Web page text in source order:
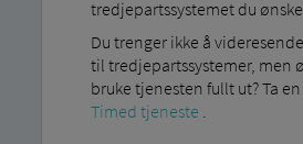
tredjepartssystemet du
Du trenger ikke å
til tredjepartssystemer, men
bruke tjenesten fullt ut? Ta
Timed tjeneste